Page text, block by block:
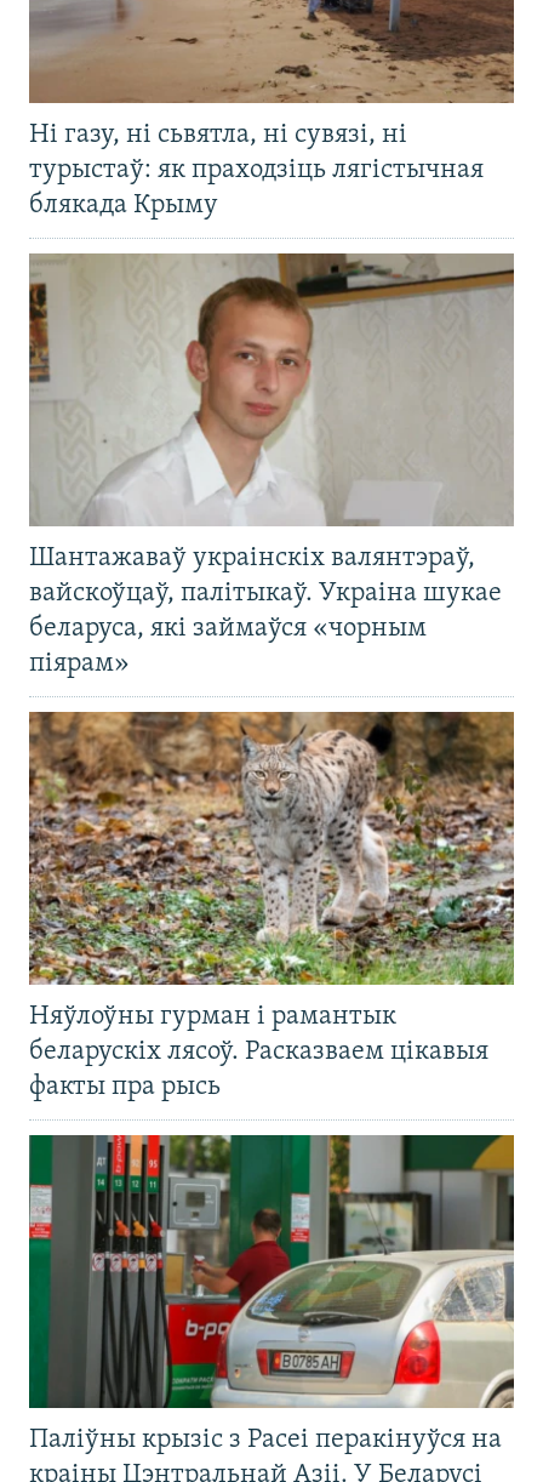
Ні газу, ні сьвятла, ні сувязі, ні
турыстаў: як праходзіць лягістычная
блякада Крыму
Шантажаваў украінскіх валянтэраў,
вайскоўцаў, палітыкаў. Украіна шукае
беларуса, які займаўся «чорным
піярам»
Няўлоўны гурман і рамантык
беларускіх лясоў. Расказваем цікавыя
факты пра рысь
Паліўны крызіс з Расеі перакінуўся на
краіны Цэнтральнай Азіі. У Беларусі